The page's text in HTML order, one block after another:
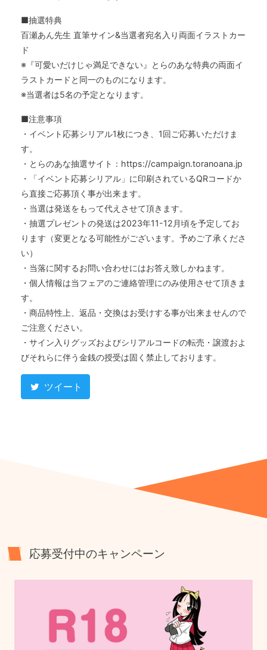
■抽選特典
百瀬あん先生 直筆サイン&当選者宛名入り両面イラストカー
ド
※『可愛いだけじゃ満足できない』とらのあな特典の両面イ
ラストカードと同一のものになります。
※当選者は5名の予定となります。
■注意事項
・イベント応募シリアル1枚につき、1回ご応募いただけま
す。
・とらのあな抽選サイト：https://campaign.toranoana.jp
・「イベント応募シリアル」に印刷されているQRコードか
ら直接ご応募頂く事が出来ます。
・当選は発送をもって代えさせて頂きます。
・抽選プレゼントの発送は2023年11-12月頃を予定してお
ります（変更となる可能性がございます。予めご了承くださ
い）
・当落に関するお問い合わせにはお答え致しかねます。
・個人情報は当フェアのご連絡管理にのみ使用させて頂きま
す。
・商品特性上、返品・交換はお受けする事が出来ませんので
ご注意ください。
・サイン入りグッズおよびシリアルコードの転売・譲渡およ
びそれらに伴う金銭の授受は固く禁止しております。
ツイート
応募受付中のキャンペーン